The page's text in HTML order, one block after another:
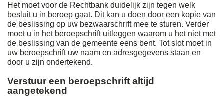
Het moet voor de Rechtbank duidelijk zijn tegen welk
besluit u in beroep gaat. Dit kan u doen door een kopie van
de beslissing op uw bezwaarschrift mee te sturen. Verder
moet u in het beroepschrift uitleggen waarom u het niet met
de beslissing van de gemeente eens bent. Tot slot moet in
uw beroepschrift uw naam en adresgegevens staan en
door u zijn ondertekend.
Verstuur een beroepschrift altijd
aangetekend